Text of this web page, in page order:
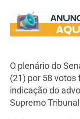
O plenário do
(21) por 58 votos
indicação do
Supremo